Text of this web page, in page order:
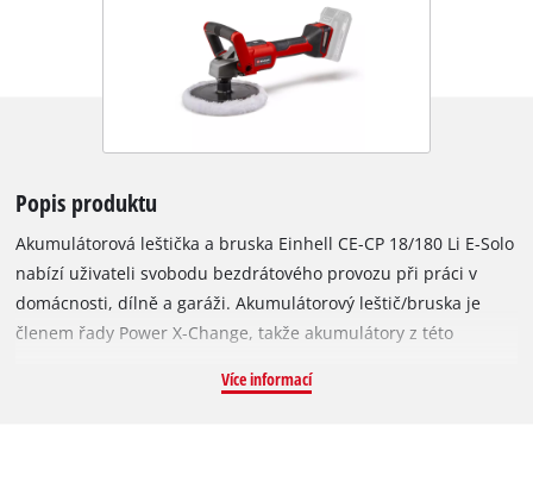
Popis produktu
Akumulátorová leštička a bruska Einhell CE-CP 18/180 Li E-Solo
nabízí uživateli svobodu bezdrátového provozu při práci v
domácnosti, dílně a garáži. Akumulátorový leštič/bruska je
členem řady Power X-Change, takže akumulátory z této
poháněn bezuhlíkovým motorem Einhell PurePOWER. Tento
Více informací